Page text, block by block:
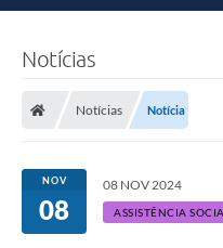
Notícias
Notícias Notícia
NOV
08
08 NOV 2024
ASSISTÊNCIA